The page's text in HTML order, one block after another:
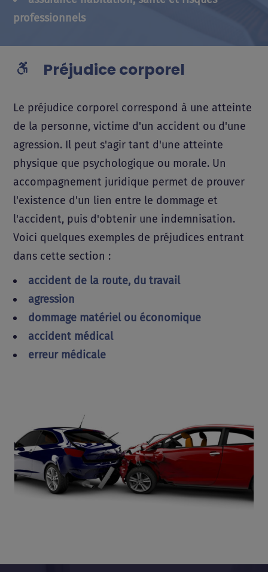
professionnels
Préjudice corporel
Le préjudice corporel correspond à une atteinte
de la personne, victime d'un accident ou d'une
agression. Il peut s'agir tant d'une atteinte
physique que psychologique ou morale. Un
accompagnement juridique permet de prouver
l'existence d'un lien entre le dommage et
l'accident, puis d'obtenir une indemnisation.
Voici quelques exemples de préjudices entrant
dans cette section :
accident de la route, du travail
agression
dommage matériel ou économique
accident médical
erreur médicale